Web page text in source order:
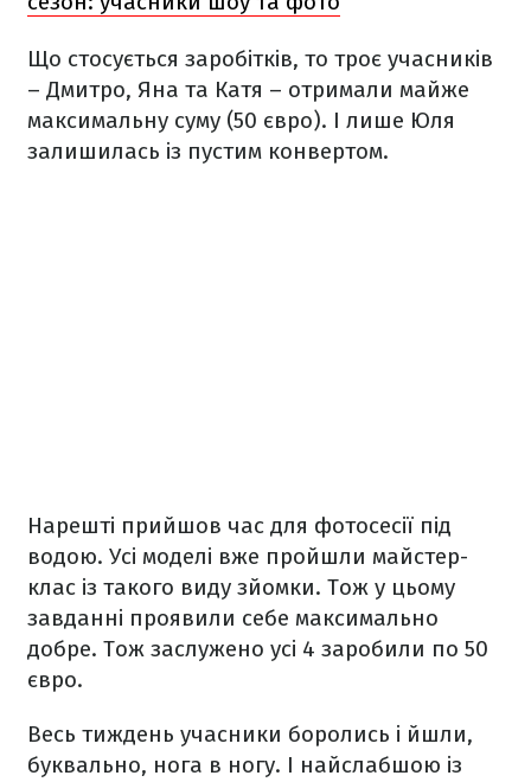
Що стосується заробітків, то троє учасників
– Дмитро, Яна та Катя – отримали майже
максимальну суму (50 євро). І лише Юля
залишилась із пустим конвертом.
Нарешті прийшов час для фотосесії під
водою. Усі моделі вже пройшли майстер-
клас із такого виду зйомки. Тож у цьому
завданні проявили себе максимально
добре. Тож заслужено усі 4 заробили по 50
євро.
Весь тиждень учасники боролись і йшли,
буквально, нога в ногу. І найслабшою із